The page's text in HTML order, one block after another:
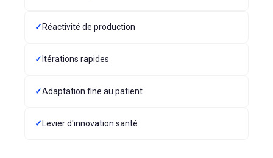
✓ Réactivité de production
✓ Itérations rapides
✓Adaptation fine au patient
✓ Levier d'innovation santé